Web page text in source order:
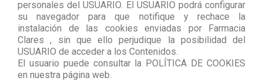
personales del USUARIO. El USUARIO podrá configurar
su navegador para que notifique y rechace la
instalación de las cookies enviadas por Farmacia
Clares , sin que ello perjudique la posibilidad del
USUARIO de acceder a los Contenidos.
El usuario puede consultar la POLÍTICA DE COOKIES
en nuestra página web.